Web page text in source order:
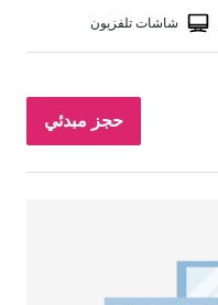
شاشات تلفزيون
حجز مبدئي